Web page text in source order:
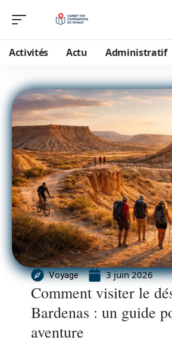
Activités Actu Administratif
Voyage 3 juin 2026
Comment visiter le
Bardenas : un guide
aventure